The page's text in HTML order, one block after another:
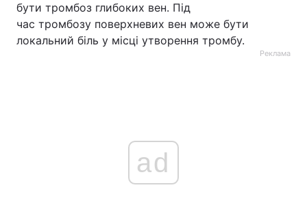
бути тромбоз глибоких вен. Під
час тромбозу поверхневих вен може бути
локальний біль у місці утворення тромбу.
Реклама
ad